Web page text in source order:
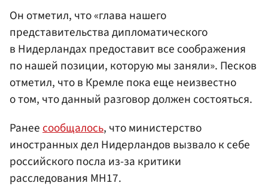
Он отметил, что «глава нашего
представительства дипломатического
в Нидерландах предоставит все соображения
по нашей позиции, которую мы заняли». Песков
отметил, что в Кремле пока еще неизвестно
о том, что данный разговор должен состояться.
Ранее сообщалось, что министерство
иностранных дел Нидерландов вызвало к себе
российского посла из-за критики
расследования MH17.